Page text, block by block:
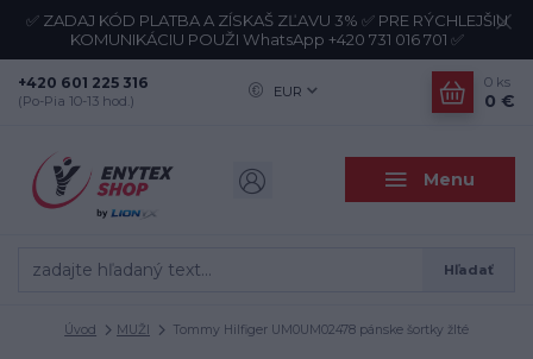
✅ ZADAJ KÓD PLATBA A ZÍSKAŠ ZĽAVU 3% ✅ PRE RÝCHLEJŠIU
KOMUNIKÁCIU POUŽI WhatsApp +420 731 016 701 ✅
Menu
EUR
Hľadať
+420 601 225 316
(Po-Pia 10-13 hod.)
0 ks
0 €
Úvod MUŽI Tommy Hilfiger UM0UM02478 pánske šortky žlté